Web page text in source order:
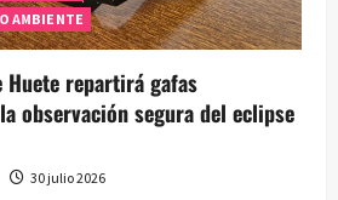
AMBIENTE
Huete repartirá gafas
observación segura del eclipse
30 julio 2026